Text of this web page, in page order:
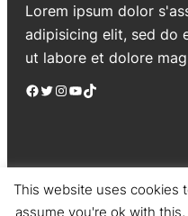
Lorem ipsum dolor
adipisicing elit, sed do
ut labore et dolore
Facebook Twitter Instagram YouTube TikTok
This website uses cookies
assume you're ok with